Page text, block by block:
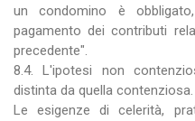
un condomino è
pagamento dei contributi
precedente".
8.4. L'ipotesi non
distinta da quella contenziosa.
Le esigenze di celerità,